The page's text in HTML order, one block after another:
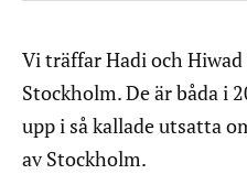
Vi träffar Hadi och
Stockholm. De är båda i
upp i så kallade utsatta
av Stockholm.